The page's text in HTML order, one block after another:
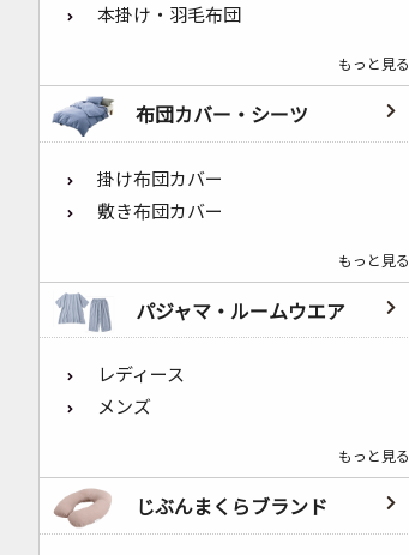
本掛け・羽毛布団
もっと見る
布団カバー・シーツ
掛け布団カバー
敷き布団カバー
もっと見る
パジャマ・ルームウエア
レディース
メンズ
もっと見る
じぶんまくらブランド